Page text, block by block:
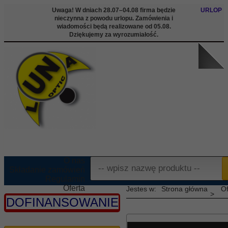
Uwaga! W dniach 28.07–04.08 firma będzie
nieczynna z powodu urlopu. Zamówienia i
wiadomości będą realizowane od 05.08.
Dziękujemy za wyrozumiałość.
URLOP
Oferta
Informacje
Kontakt
DOFINANSOWANIE
Strona główna